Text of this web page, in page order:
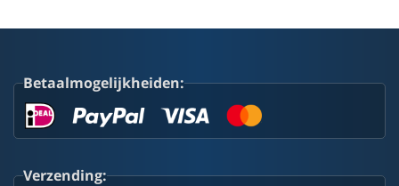
Betaalmogelijkheiden:
Verzending: